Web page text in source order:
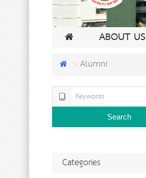
ABOUT US
Alumni
Search
Categories